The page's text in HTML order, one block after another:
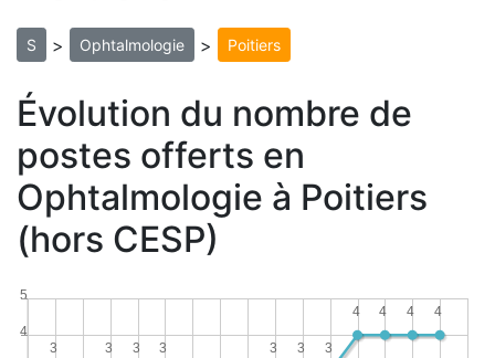
S > Ophtalmologie > Poitiers
Évolution du nombre de
postes offerts en
Ophtalmologie à Poitiers
(hors CESP)
4
5
4
4
4
4
3
3
3
3
3
3
3